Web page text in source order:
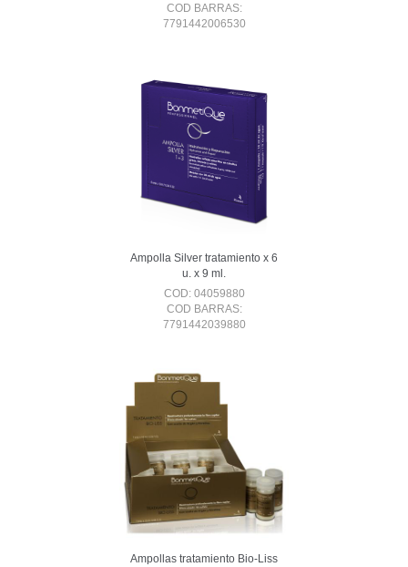
COD BARRAS:
7791442006530
Ampolla Silver tratamiento x 6
u. x 9 ml.
COD: 04059880
COD BARRAS:
7791442039880
Ampollas tratamiento Bio-Liss